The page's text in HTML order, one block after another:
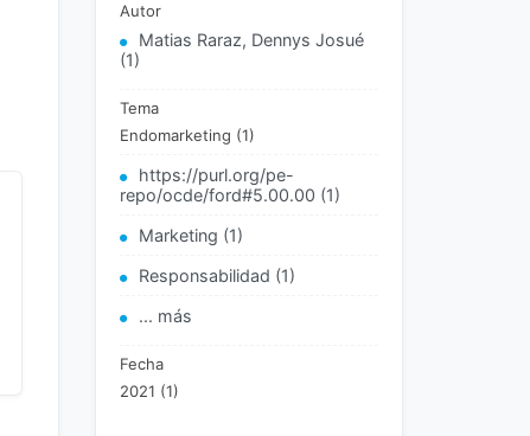
Autor
Matias Raraz, Dennys Josué
(1)
Tema
Endomarketing (1)
https://purl.org/pe-
repo/ocde/ford#5.00.00 (1)
Marketing (1)
Responsabilidad (1)
... más
Fecha
2021 (1)